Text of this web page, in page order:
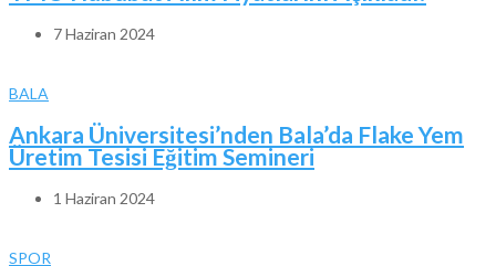
7 Haziran 2024
BALA
Ankara Üniversitesi’nden Bala’da Flake Yem
Üretim Tesisi Eğitim Semineri
1 Haziran 2024
SPOR